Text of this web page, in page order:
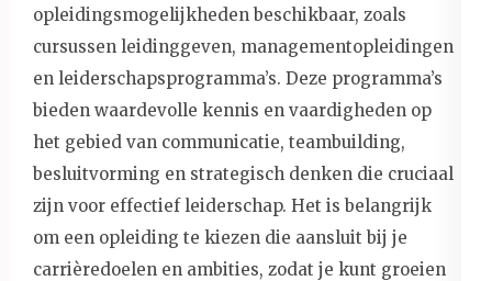
opleidingsmogelijkheden beschikbaar, zoals
cursussen leidinggeven, managementopleidingen
en leiderschapsprogramma’s. Deze programma’s
bieden waardevolle kennis en vaardigheden op
het gebied van communicatie, teambuilding,
besluitvorming en strategisch denken die cruciaal
zijn voor effectief leiderschap. Het is belangrijk
om een opleiding te kiezen die aansluit bij je
carrièredoelen en ambities, zodat je kunt groeien